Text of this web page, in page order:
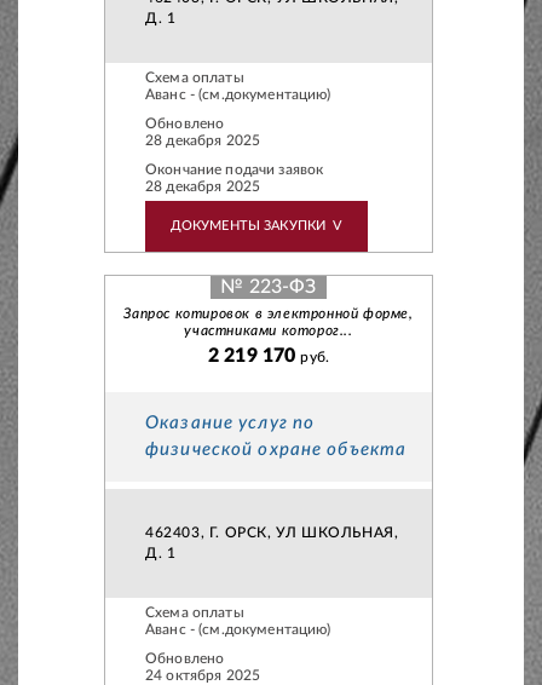
Д. 1
Схема оплаты
Аванс - (см.документацию)
Обновлено
28 декабря 2025
Окончание подачи заявок
28 декабря 2025
ДОКУМЕНТЫ ЗАКУПКИ V
№ 223-ФЗ
Запрос котировок в электронной форме,
участниками которог...
2 219 170руб.
Оказание услуг по
физической охране объекта
462403, Г. ОРСК, УЛ ШКОЛЬНАЯ,
Д. 1
Схема оплаты
Аванс - (см.документацию)
Обновлено
24 октября 2025